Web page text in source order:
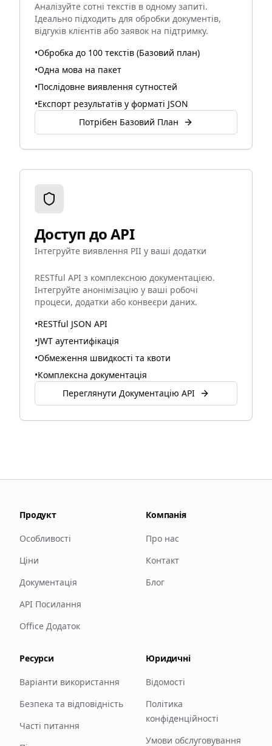
Аналізуйте сотні текстів в одному запиті.
Ідеально підходить для обробки документів,
відгуків клієнтів або заявок на підтримку.
•Обробка до 100 текстів (Базовий план)
•Одна мова на пакет
•Послідовне виявлення сутностей
•Експорт результатів у форматі JSON
Потрібен Базовий План
Доступ до API
Інтегруйте виявлення PII у ваші додатки
RESTful API з комплексною документацією.
Інтегруйте анонімізацію у ваші робочі
процеси, додатки або конвеєри даних.
•RESTful JSON API
•JWT аутентифікація
•Обмеження швидкості та квоти
•Комплексна документація
Переглянути Документацію API
Продукт
Особливості
Ціни
Документація
API Посилання
Office Додаток
Компанія
Про нас
Контакт
Блог
Ресурси
Варіанти використання
Безпека та відповідність
Часті питання
Юридичні
Відомості
Політика
конфіденційності
Умови обслуговування